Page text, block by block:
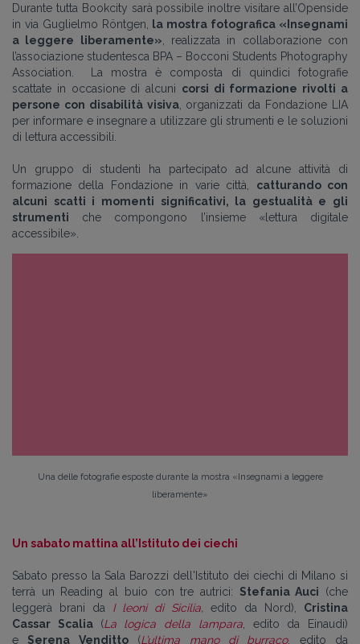
Durante tutta Bookcity sarà possibile inoltre visitare all’Openside
in via Guglielmo Röntgen,
la mostra fotografica «Insegnami
a leggere liberamente» , realizzata in collaborazione con
l’associazione studentesca BPA – Bocconi Students Photography
Association. La mostra è composta di quindici fotografie
scattate in occasione di alcuni corsi di formazione rivolti a
persone con disabilità visiva, organizzati da Fondazione LIA
per informare e insegnare a utilizzare gli strumenti e le soluzioni
di lettura accessibili.
Un gruppo di studenti ha partecipato ad alcune attività di
formazione della Fondazione in varie città, catturando con
alcuni scatti i momenti significativi, la gestualità e gli
strumenti che compongono l’insieme «lettura digitale
accessibile».
Una delle fotografie esposte durante la mostra «Insegnami a leggere
liberamente»
Un sabato mattina all’Istituto dei ciechi
Sabato presso la Sala Barozzi dell'Istituto dei ciechi di Milano si
terrà un Reading al buio con tre autrici: Stefania Auci (che
leggerà brani da I leoni di Sicilia edito da Nord), Cristina
Cassar Scalia (La logica della lampara, edito da Einaudi)
e Serena Venditto(L’ultima mano di burraco, edito da